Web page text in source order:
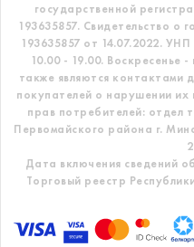
государственной
193635857. Свидетельство о
193635857 от 14.07.2022. УНП
10.00 - 19.00. Воскресенье
также являются контактами
покупателей о нарушении их
прав потребителей: отдел
Первомайского района г.
Дата включения сведений
Торговый реестр